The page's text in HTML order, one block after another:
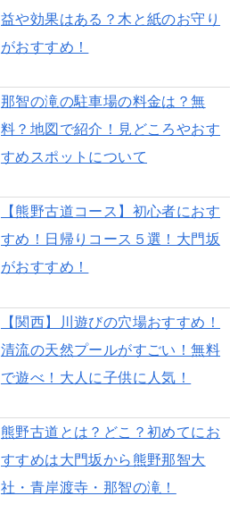
益や効果はある？木と紙のお守り
がおすすめ！
那智の滝の駐車場の料金は？無
料？地図で紹介！見どころやおす
すめスポットについて
【熊野古道コース】初心者におす
すめ！日帰りコース５選！大門坂
がおすすめ！
【関西】川遊びの穴場おすすめ！
清流の天然プールがすごい！無料
で遊べ！大人に子供に人気！
熊野古道とは？どこ？初めてにお
すすめは大門坂から熊野那智大
社・青岸渡寺・那智の滝！